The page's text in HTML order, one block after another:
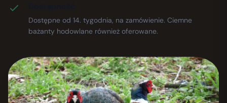
Dostępne od 14. tygodnia, na zamówienie. Ciemne
bażanty hodowlane również oferowane.